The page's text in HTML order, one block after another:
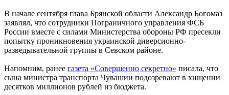
В начале сентября глава Брянской области Александр Богомаз
заявлял, что сотрудники Пограничного управления ФСБ
России вместе с силами Министерства обороны РФ пресекли
попытку проникновения украинской диверсионно-
разведывательной группы в Севском районе.
Напомним, ранее газета «Совершенно секретно» писала, что
сына министра транспорта Чувашии подозревают в хищении
десятков миллионов рублей из бюджета.